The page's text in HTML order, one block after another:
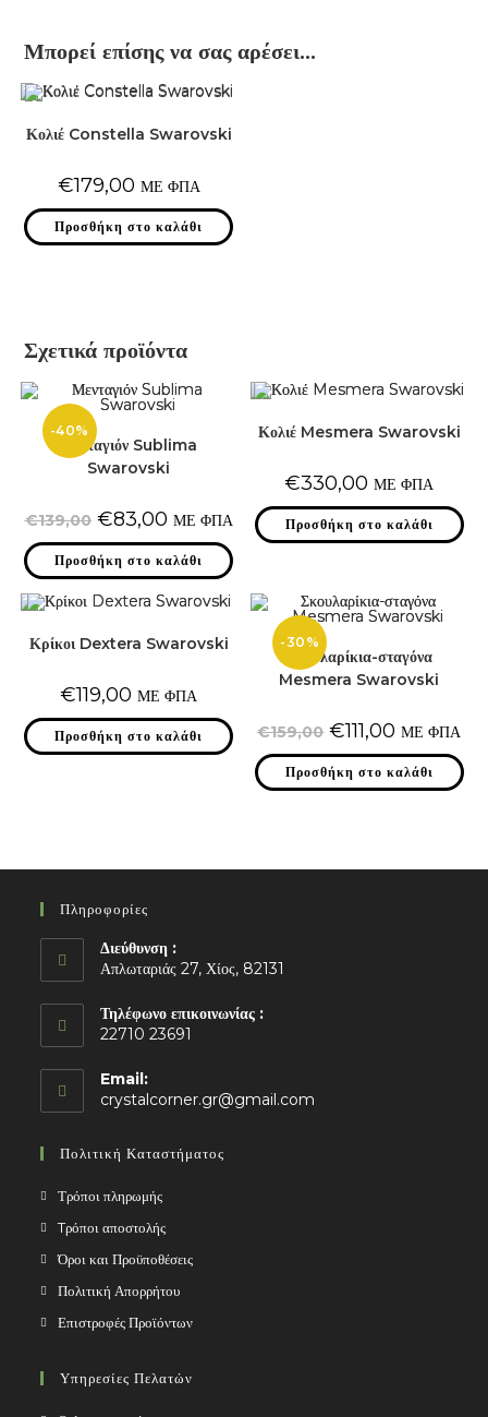
Μπορεί επίσης να σας αρέσει…
Κολιέ Constella Swarovski
€179,00 ΜΕ ΦΠΑ
Προσθήκη στο καλάθι
Σχετικά προϊόντα
-40%
Μενταγιόν Sublima
Swarovski
€139,00 Original
price
was:
€139,00.
€83,00Η
τρέχουσα
τιμή
είναι:
€83,00.
ΜΕ ΦΠΑ
Προσθήκη στο καλάθι
Κολιέ Mesmera Swarovski
€330,00 ΜΕ ΦΠΑ
Προσθήκη στο καλάθι
Κρίκοι Dextera Swarovski
€119,00 ΜΕ ΦΠΑ
Προσθήκη στο καλάθι
-30%
Σκουλαρίκια-σταγόνα
Mesmera Swarovski
€159,00 Original
price
was:
€159,00.
€111,00 Η
τρέχουσα
τιμή
είναι:
€111,00.
ΜΕ ΦΠΑ
Προσθήκη στο καλάθι
Πληροφορίες
Διεύθυνση :
Απλωταριάς 27, Χίος, 82131
Τηλέφωνο επικοινωνίας :
22710 23691
Email:
crystalcorner.gr@gmail.com
Πολιτική Καταστήματος
Τρόποι πληρωμής
Tρόποι αποστολής
Όροι και Προϋποθέσεις
Πολιτική Απορρήτου
Επιστροφές Προϊόντων
Υπηρεσίες Πελατών